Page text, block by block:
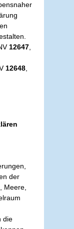
12647,
12648,
der
Meere,
die